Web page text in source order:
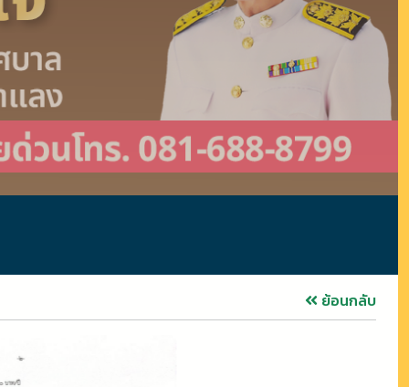
ย้อนกลับ